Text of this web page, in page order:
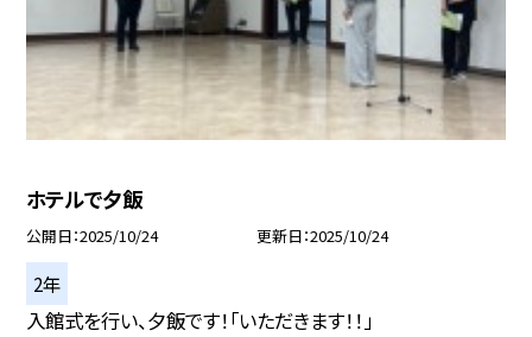
ホテルで夕飯
公開日 2025/10/24 更新日 2025/10/24
2年
入館式を行い、夕飯です！「いただきます！！」